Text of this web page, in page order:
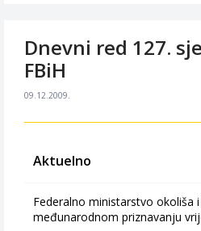
Dnevni red 127.
FBiH
09.12.2009.
Aktuelno
Federalno ministarstvo okoliša
međunarodnom priznavanju